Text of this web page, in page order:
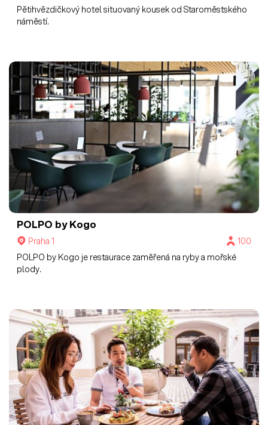
Pětihvězdičkový hotel situovaný kousek od Staroměstského
náměstí.
POLPO by Kogo
Praha 1
100
POLPO by Kogo je restaurace zaměřená na ryby a mořské
plody.